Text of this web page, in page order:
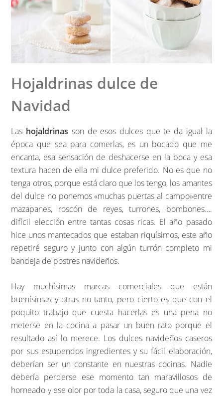
Hojaldrinas dulce de
Navidad
Las hojaldrinas son de esos dulces que te da igual la
época que sea para comerlas, es un bocado que me
encanta, esa sensación de deshacerse en la boca y esa
textura hacen de ella mi dulce preferido. No es que no
tenga otros, porque está claro que los tengo, los amantes
del dulce no ponemos «muchas puertas al campo»entre
mazapanes, roscón de reyes, turrones, bombones….
difícil elección entre tantas cosas ricas. El año pasado
hice unos mantecados que estaban riquísimos, este año
repetiré seguro y junto con algún turrón completo mi
bandeja de postres navideños.
Hay muchísimas marcas comerciales que están
buenísimas y otras no tanto, pero cierto es que con el
poquito trabajo que cuesta hacerlas es una pena no
meterse en la cocina a pasar un buen rato porque el
resultado así lo merece. Los dulces navideños caseros
por sus estupendos ingredientes y su fácil elaboración,
deberían ser un constante en nuestras cocinas. Nadie
debería perderse ese momento tan maravillosos de
horneado y ese olor por toda la casa, seguro que una vez